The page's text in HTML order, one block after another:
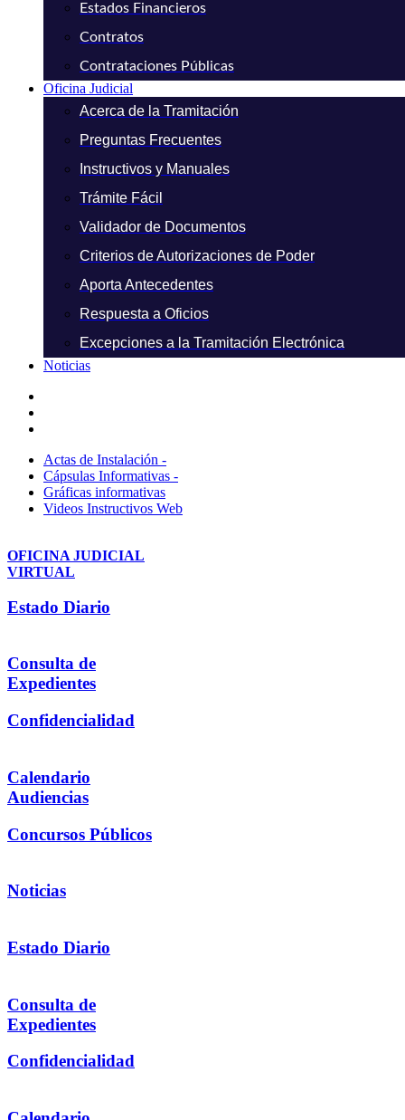
Estados Financieros
Contratos
Contrataciones Públicas
Oficina Judicial
Acerca de la Tramitación
Preguntas Frecuentes
Instructivos y Manuales
Trámite Fácil
Validador de Documentos
Criterios de Autorizaciones de Poder
Aporta Antecedentes
Respuesta a Oficios
Excepciones a la Tramitación Electrónica
Noticias
Actas de Instalación -
Cápsulas Informativas -
Gráficas informativas
Videos Instructivos Web
OFICINA JUDICIAL
VIRTUAL
Estado Diario
Consulta de
Expedientes
Confidencialidad
Calendario
Audiencias
Concursos Públicos
Noticias
Estado Diario
Consulta de
Expedientes
Confidencialidad